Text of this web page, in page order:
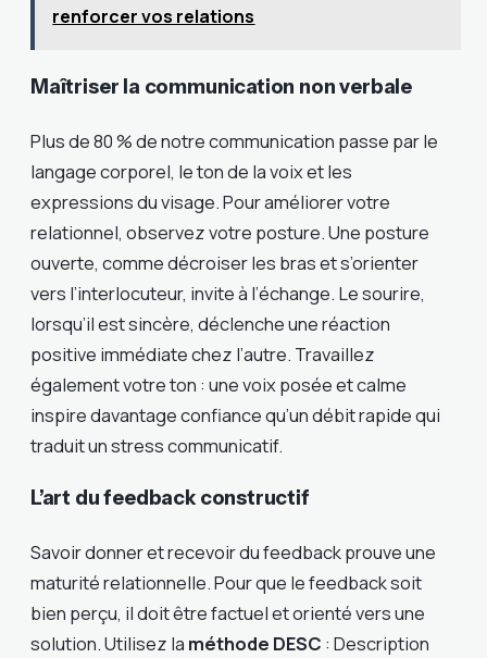
renforcer vos relations
Maîtriser la communication non verbale
Plus de 80 % de notre communication passe par le
langage corporel, le ton de la voix et les
expressions du visage. Pour améliorer votre
relationnel, observez votre posture. Une posture
ouverte, comme décroiser les bras et s’orienter
vers l’interlocuteur, invite à l’échange. Le sourire,
lorsqu’il est sincère, déclenche une réaction
positive immédiate chez l’autre. Travaillez
également votre ton : une voix posée et calme
inspire davantage confiance qu’un débit rapide qui
traduit un stress communicatif.
L’art du feedback constructif
Savoir donner et recevoir du feedback prouve une
maturité relationnelle. Pour que le feedback soit
bien perçu, il doit être factuel et orienté vers une
solution. Utilisez la méthode DESC : Description